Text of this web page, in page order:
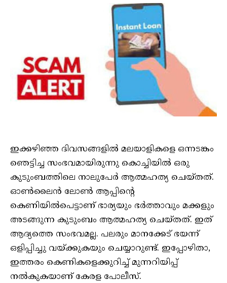
ഇക്കഴിഞ്ഞ ദിവസങ്ങളിൽ മലയാളികളെ ഒന്നടങ്കം
ഞെട്ടിച്ച സംഭവമായിരുന്നു കൊച്ചിയിൽ ഒരു
കുടുംബത്തിലെ നാലുപേർ ആത്മഹത്യ ചെയ്തത്.
ഓൺലൈൻ ലോൺ ആപ്പിന്റെ
കെണിയിൽപെട്ടാണ് ഭാര്യയും ഭർത്താവും മക്കളും
അടങ്ങുന്ന കുടുംബം ആത്മഹത്യ ചെയ്തത്. ഇത്
ആദ്യത്തെ സംഭവമല്ല. പലരും മാനക്കേട് ഭയന്ന്
ഒളിപ്പിച്ചു വയ്ക്കുകയും ചെയ്യാറുണ്ട്. ഇപ്പോഴിതാ,
ഇത്തരം കെണികളെക്കുറിച്ച് മുന്നറിയിപ്പ്
നൽകുകയാണ് കേരള പോലീസ്.